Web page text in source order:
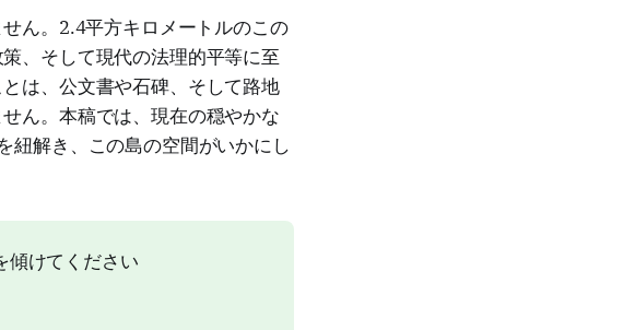
ん。2.4平方キロメートルのこの
、そして現代の法理的平等に至
は、公文書や石碑、そして路地
ん。本稿では、現在の穏やかな
紐解き、この島の空間がいかにし
傾けてください